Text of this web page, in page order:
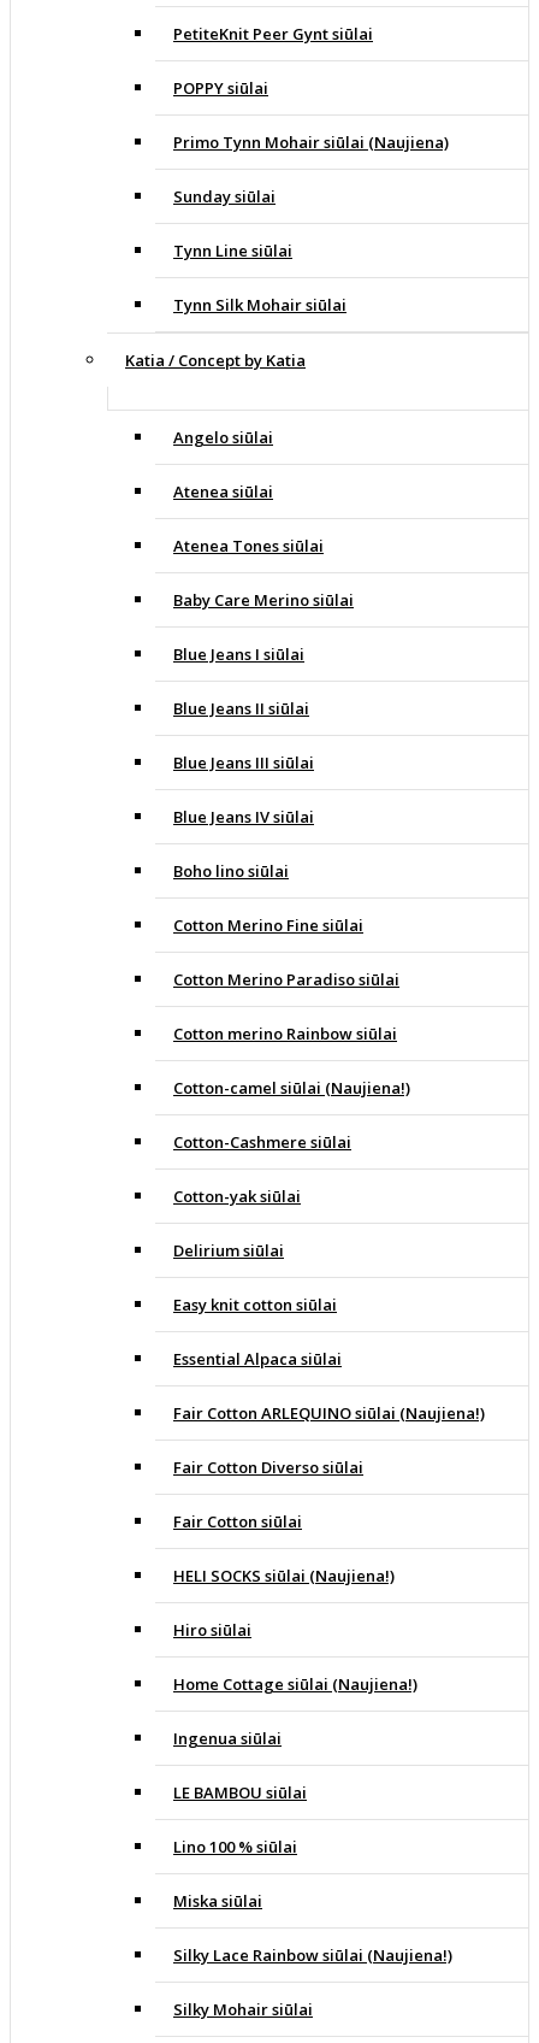
PetiteKnit Peer Gynt siūlai
POPPY siūlai
Primo Tynn Mohair siūlai (Naujiena)
Sunday siūlai
Tynn Line siūlai
Tynn Silk Mohair siūlai
Katia / Concept by Katia
Angelo siūlai
Atenea siūlai
Atenea Tones siūlai
Baby Care Merino siūlai
Blue Jeans I siūlai
Blue Jeans II siūlai
Blue Jeans III siūlai
Blue Jeans IV siūlai
Boho lino siūlai
Cotton Merino Fine siūlai
Cotton Merino Paradiso siūlai
Cotton merino Rainbow siūlai
Cotton-camel siūlai (Naujiena!)
Cotton-Cashmere siūlai
Cotton-yak siūlai
Delirium siūlai
Easy knit cotton siūlai
Essential Alpaca siūlai
Fair Cotton ARLEQUINO siūlai (Naujiena!)
Fair Cotton Diverso siūlai
Fair Cotton siūlai
HELI SOCKS siūlai (Naujiena!)
Hiro siūlai
Home Cottage siūlai (Naujiena!)
Ingenua siūlai
LE BAMBOU siūlai
Lino 100 % siūlai
Miska siūlai
Silky Lace Rainbow siūlai (Naujiena!)
Silky Mohair siūlai